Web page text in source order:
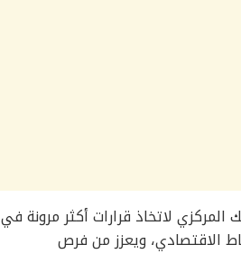
لاتخاذ قرارات أكثر مرونة في
الاقتصادي، ويعزز من فرص